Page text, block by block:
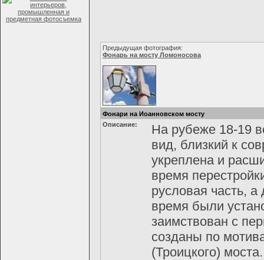
Предыдущая фотография:
Фонарь на мосту Ломоносова
Фонари на Иоанновском мосту
Описание:
На рубеже 18-19
вид, близкий к
укреплена и
время
русловая часть,
время были
заимствован с
созданы по
(Троицкого) моста.